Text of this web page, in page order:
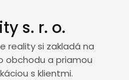
s. r. o.
reality si zakladá na
obchodu a priamou
s klientmi.